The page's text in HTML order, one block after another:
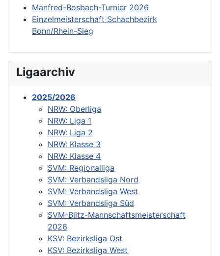
Manfred-Bosbach-Turnier 2026
Einzelmeisterschaft Schachbezirk
Bonn/Rhein-Sieg
Ligaarchiv
2025/2026
NRW: Oberliga
NRW: Liga 1
NRW: Liga 2
NRW: Klasse 3
NRW: Klasse 4
SVM: Regionalliga
SVM: Verbandsliga Nord
SVM: Verbandsliga West
SVM: Verbandsliga Süd
SVM-Blitz-Mannschaftsmeisterschaft
2026
KSV: Bezirksliga Ost
KSV: Bezirksliga West